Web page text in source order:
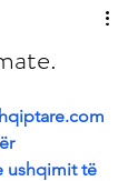
ushqimit të